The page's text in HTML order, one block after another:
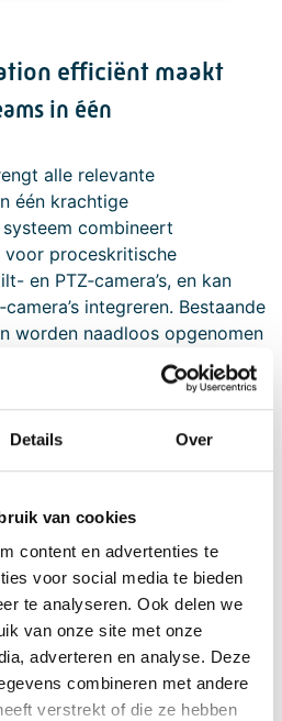
Details Over
van cookies
content en advertenties te
voor social media te bieden
te analyseren. Ook delen we
van onze site met onze
adverteren en analyse. Deze
combineren met andere
verstrekt of die ze hebben
efficiënt maakt
in één
alle relevante
één krachtige
combineert
voor proceskritische
en PTZ‑camera’s, en kan
integreren. Bestaande
worden naadloos opgenomen
behoudt de operator altijd
concessies te doen aan
voor extra inzicht
operaties kan
uitgebreid met een
draait parallel aan live
en voegt extra context
het systeem bij uitstek